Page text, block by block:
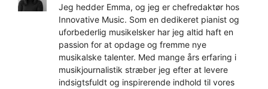
Jeg hedder Emma, og jeg er chefredaktør hos
Innovative Music. Som en dedikeret pianist og
uforbederlig musikelsker har jeg altid haft en
passion for at opdage og fremme nye
musikalske talenter. Med mange års erfaring i
musikjournalistik stræber jeg efter at levere
indsigtsfuldt og inspirerende indhold til vores